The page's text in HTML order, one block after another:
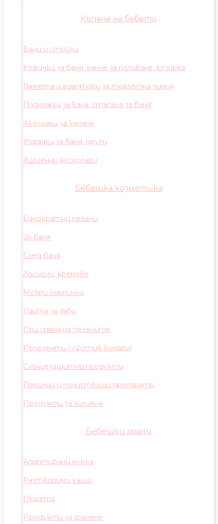
Къпане на бебето
Вани и стойки
Кофички за баня, канче за поливане, козирка
Гърнета и адаптори за тоалетна чиния
Подложки за вана, стъпала за баня
Акесоари за къпане
Играчки за баня, други
Хигиенни аксесоари
Бебешка козметика
Еднократни пелени
За баня
След баня
Лосиони, кремове
Мокри кърпички
Паста за зъби
При смяна на пелените
Репеленти ( против комари)
Слънцезащитни продукти
Перилни и почистващи препарати
Продукти за хигиена
Бебешки храни
Адаптирани млека
Разтворими каши
Пюрета
Продукти за хранене